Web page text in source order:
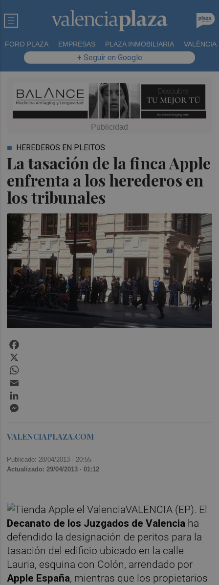
FORO PLAZA EMPRESAS PLAZA INMOBILIARIA VALÈNCIA
+ Seguir en Google
La tasación de la finca Apple
enfrenta a los herederos en
los tribunales
HEREDEROS EN PLEITOS
VALENCIAPLAZA.COM
Publicado: 28/04/2013 · 20:55
Actualizado: 29/04/2013 · 01:12
VALENCIA (EP). El
Decanato de los Juzgados de Valencia ha
defendido la designación de peritos para la
tasación del edificio ubicado en la calle
Lauria, esquina con Colón, arrendado por
Apple España, mientras que los propietarios